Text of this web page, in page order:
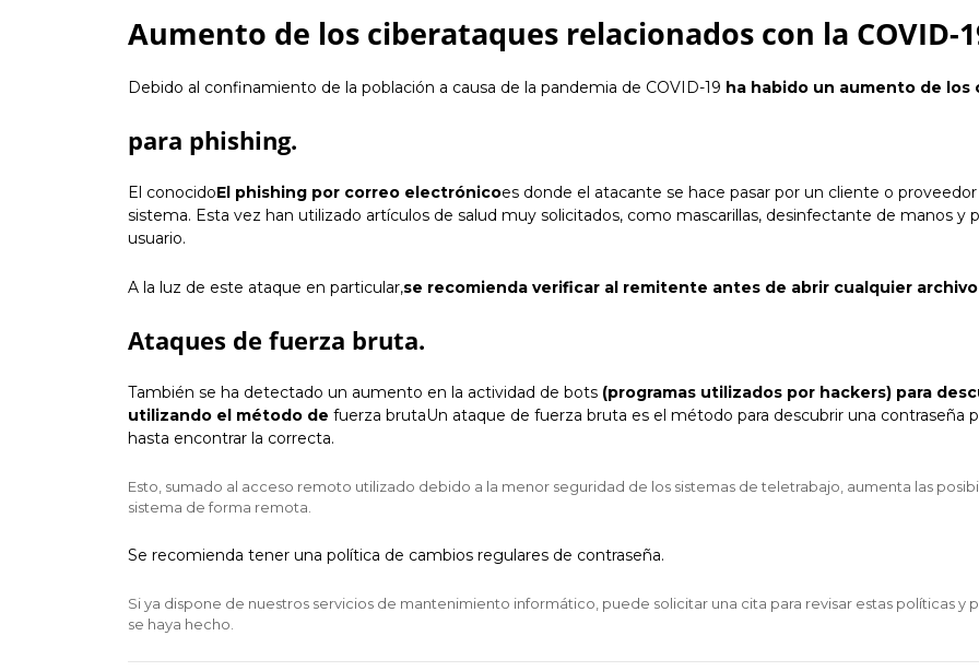
Aumento de los ciberataques relacionados con la COVID-
Debido al confinamiento de la población a causa de la pandemia de COVID-19 ha habido un aumento de los
para phishing.
El conocidoEl phishing por correo electrónicoes donde el atacante se hace pasar por un cliente o
sistema. Esta vez han utilizado artículos de salud muy solicitados, como mascarillas, desinfectante de manos y
usuario.
A la luz de este ataque en particular,se recomienda verificar al remitente antes de abrir cualquier
Ataques de fuerza bruta.
También se ha detectado un aumento en la actividad de bots (programas utilizados por hackers) para
utilizando el método de fuerza brutaUn ataque de fuerza bruta es el método para descubrir una contraseña
hasta encontrar la correcta.
Esto, sumado al acceso remoto utilizado debido a la menor seguridad de los sistemas de teletrabajo, aumenta las
sistema de forma remota.
Se recomienda tener una política de cambios regulares de contraseña.
Si ya dispone de nuestros servicios de mantenimiento informático, puede solicitar una cita para revisar estas políticas y
se haya hecho.